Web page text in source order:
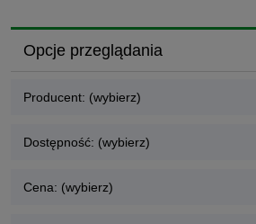
Opcje przeglądania
Producent: (wybierz)
Dostępność: (wybierz)
Cena: (wybierz)